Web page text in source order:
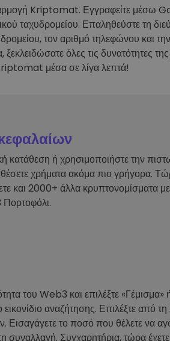
Εξερεύνηση επενδύσεων
Βρες τη δική σου crypto στρατηγική
Kriptomat. Εγγραφείτε μέσω
ταχυδρομείου. Επαληθεύστε τη
τον αριθμό τηλεφώνου και
όλες τις δυνατότητες της
μέσα σε λίγα λεπτά!
κατάθεση ή χρησιμοποιήστε την
χρήματα ακόμα πιο γρήγορα.
και 2000+ άλλα κρυπτονομίσματα
του Web3 και επιλέξτε «Γέμισμα»
αναζήτησης. Επιλέξτε από
Εισαγάγετε το ποσό που θέλετε να
συναλλαγή. Συγχαρητήρια, τώρα